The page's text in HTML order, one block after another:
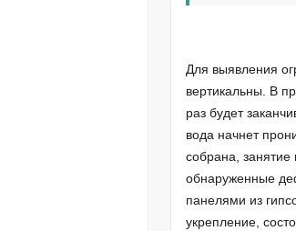
Для выявления
вертикальны. В
раз будет
вода начнет
собрана, занятие
обнаруженные
панелями из
укрепление,